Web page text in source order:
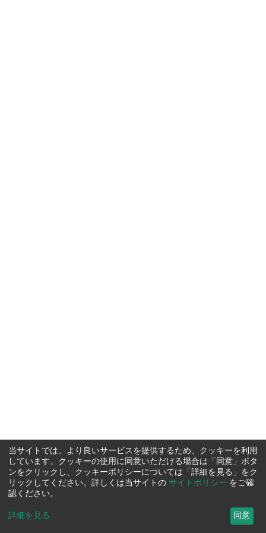
当サイトでは、より良いサービスを提供するため、クッキーを利用
しています。クッキーの使用に同意いただける場合は「同意」ボタ
ンをクリックし、クッキーポリシーについては「詳細を見る」をク
リックしてください。詳しくは当サイトの サイトポリシー をご確
認ください。
詳細を見る ... 同意